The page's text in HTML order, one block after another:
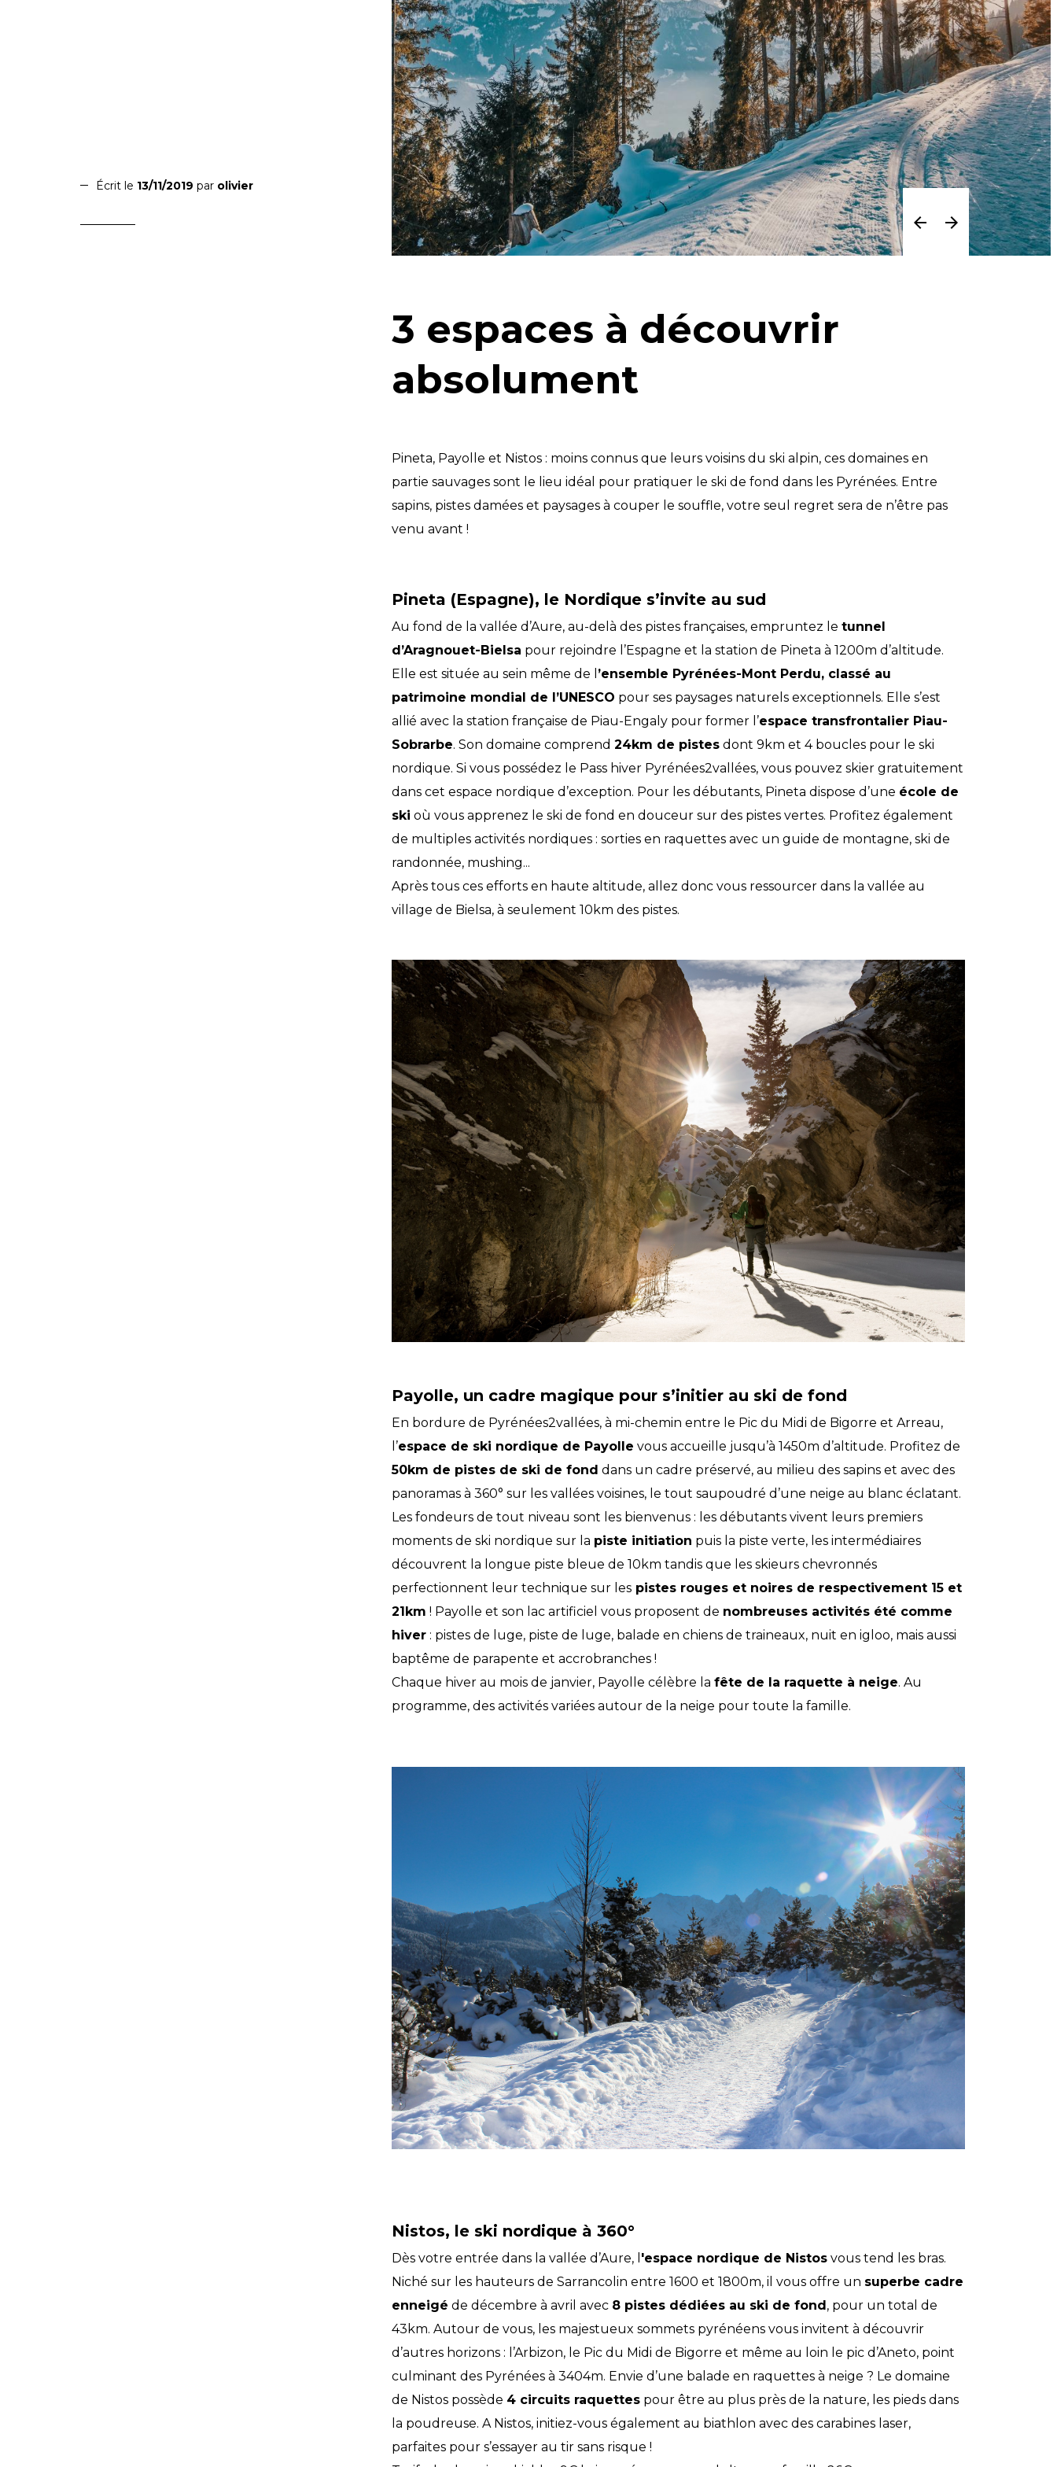
Écrit le 13/11/2019 par olivier
3 espaces à découvrir
absolument
Pineta, Payolle et Nistos : moins connus que leurs voisins du ski alpin, ces domaines en
partie sauvages sont le lieu idéal pour pratiquer le ski de fond dans les Pyrénées. Entre
sapins, pistes damées et paysages à couper le souffle, votre seul regret sera de n’être pas
venu avant !
Pineta (Espagne), le Nordique s’invite au sud
Au fond de la vallée d’Aure, au-delà des pistes françaises, empruntez le tunnel
d’Aragnouet-Bielsa pour rejoindre l’Espagne et la station de Pineta à 1200m d’altitude.
Elle est située au sein même de l ’ensemble Pyrénées-Mont Perdu, classé au
patrimoine mondial de l’UNESCO pour ses paysages naturels exceptionnels. Elle s’est
allié avec la station française de Piau-Engaly pour former l’espace transfrontalier Piau-
Sobrarbe. Son domaine comprend 24km de pistes dont 9km et 4 boucles pour le ski
nordique. Si vous possédez le Pass hiver Pyrénées2vallées, vous pouvez skier gratuitement
dans cet espace nordique d’exception. Pour les débutants, Pineta dispose d’une école de
ski où vous apprenez le ski de fond en douceur sur des pistes vertes. Profitez également
de multiples activités nordiques : sorties en raquettes avec un guide de montagne, ski de
randonnée, mushing...
Après tous ces efforts en haute altitude, allez donc vous ressourcer dans la vallée au
village de Bielsa, à seulement 10km des pistes.
Payolle, un cadre magique pour s’initier au ski de fond
En bordure de Pyrénées2vallées, à mi-chemin entre le Pic du Midi de Bigorre et Arreau,
l’espace de ski nordique de Payolle vous accueille jusqu’à 1450m d’altitude. Profitez de
50km de pistes de ski de fond dans un cadre préservé, au milieu des sapins et avec des
panoramas à 360° sur les vallées voisines, le tout saupoudré d’une neige au blanc éclatant.
Les fondeurs de tout niveau sont les bienvenus : les débutants vivent leurs premiers
moments de ski nordique sur la piste initiation puis la piste verte, les intermédiaires
découvrent la longue piste bleue de 10km tandis que les skieurs chevronnés
perfectionnent leur technique sur les pistes rouges et noires de respectivement 15 et
21km ! Payolle et son lac artificiel vous proposent de nombreuses activités été comme
hiver : pistes de luge, piste de luge, balade en chiens de traineaux, nuit en igloo, mais aussi
baptême de parapente et accrobranches !
Chaque hiver au mois de janvier, Payolle célèbre la fête de la raquette à neige. Au
programme, des activités variées autour de la neige pour toute la famille.
Nistos, le ski nordique à 360°
Dès votre entrée dans la vallée d’Aure, l 'espace nordique de Nistos vous tend les bras.
Niché sur les hauteurs de Sarrancolin entre 1600 et 1800m, il vous offre un superbe cadre
enneigé de décembre à avril avec 8 pistes dédiées au ski de fond, pour un total de
43km. Autour de vous, les majestueux sommets pyrénéens vous invitent à découvrir
d’autres horizons : l’Arbizon, le Pic du Midi de Bigorre et même au loin le pic d’Aneto, point
culminant des Pyrénées à 3404m. Envie d’une balade en raquettes à neige ? Le domaine
de Nistos possède 4 circuits raquettes pour être au plus près de la nature, les pieds dans
la poudreuse. A Nistos, initiez-vous également au biathlon avec des carabines laser,
parfaites pour s’essayer au tir sans risque !